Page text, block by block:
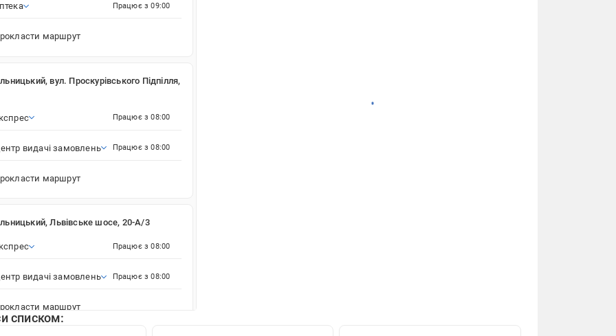
Працює з 09:00
маршрут
вул. Проскурівського Підпілля,
Працює з 08:00
видачі замовлень Працює з 08:00
маршрут
Львівське шосе, 20-А/3
Працює з 08:00
видачі замовлень Працює з 08:00
маршрут
списком: